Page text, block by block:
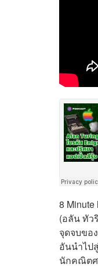
8
(อลัน ทัว
จุดจบขอ
อันนำไป
นักคณิตศ